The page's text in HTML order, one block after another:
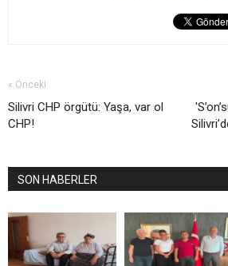
« Önceki
Silivri CHP örgütü: Yaşa, var ol
CHP!
SON HABERLER